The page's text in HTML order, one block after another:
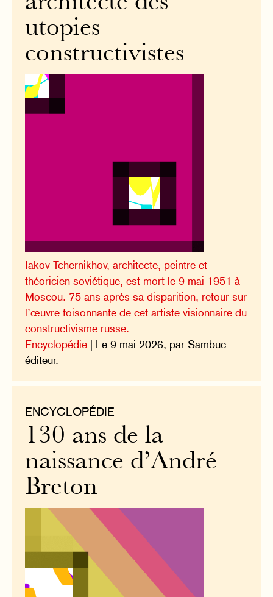
utopies
constructivistes
Iakov Tchernikhov, architecte, peintre et
théoricien soviétique, est mort le 9 mai 1951 à
Moscou. 75 ans après sa disparition, retour sur
l’œuvre foisonnante de cet artiste visionnaire du
constructivisme russe.
Encyclopédie | Le 9 mai 2026, par Sambuc
éditeur.
ENCYCLOPÉDIE
130 ans de la
naissance d’André
Breton